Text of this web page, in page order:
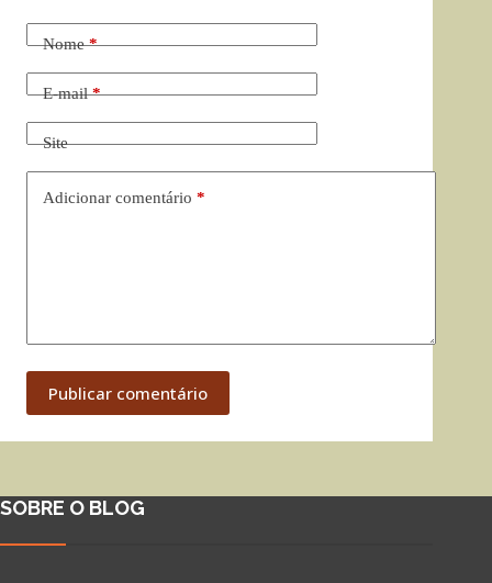
Nome*
E-mail*
Site
Adicionar comentário *
Publicar comentário
SOBRE O BLOG